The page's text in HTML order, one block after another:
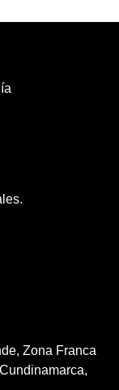
Zona Franca